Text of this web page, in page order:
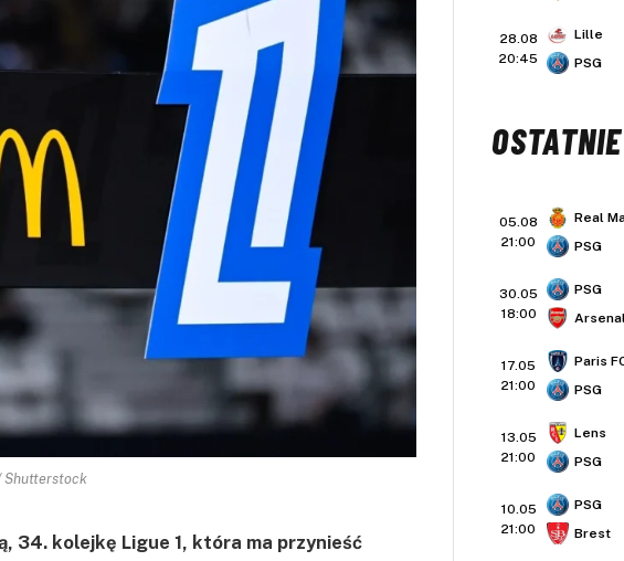
Shutterstock
34. kolejkę Ligue 1, która ma przynieść
28.08
20:45
Lille
PSG
05.08
21:00
Real
PSG
30.05
18:00
PSG
17.05
21:00
Paris
PSG
13.05
21:00
Lens
PSG
10.05
21:00
PSG
Brest